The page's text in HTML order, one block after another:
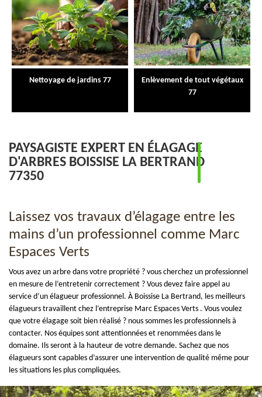
Nettoyage de jardins 77
Enlèvement de tout végétaux
77
PAYSAGISTE EXPERT EN ÉLAGAGE
D'ARBRES BOISSISE LA BERTRAND
77350
Laissez vos travaux d’élagage entre les
mains d’un professionnel comme Marc
Espaces Verts
Vous avez un arbre dans votre propriété ? vous cherchez un professionnel
en mesure de l’entretenir correctement ? Vous devez faire appel au
service d’un élagueur professionnel. À Boissise La Bertrand, les meilleurs
élagueurs travaillent chez l’entreprise Marc Espaces Verts . Vous voulez
que votre élagage soit bien réalisé ? nous sommes les professionnels à
contacter. Nos équipes sont attentionnées et renommées dans le
domaine. Ils seront à la hauteur de votre demande. Sachez que nos
élagueurs sont capables d’assurer une intervention de qualité même pour
les situations les plus compliquées.